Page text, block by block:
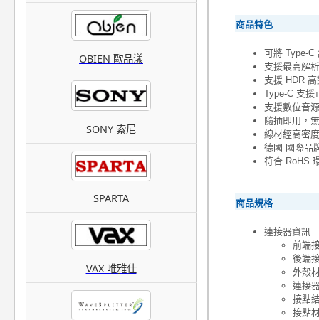
OBIEN 歐品漾
SONY 索尼
SPARTA
VAX 唯雅仕
商品特色
可將 Type-C
支援最高解
支援 HDR
Type-C 支援
支援數位音
隨插即用，
線材經高密
德國 國際品
符合 RoHS
商品規格
連接器資訊
前端
後端
外殼
連接
接點
接點